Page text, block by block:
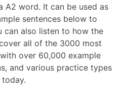
A2 word. It can be used as
sentences below to
can also listen to how the
all of the 3000 most
over 60,000 example
and various practice types